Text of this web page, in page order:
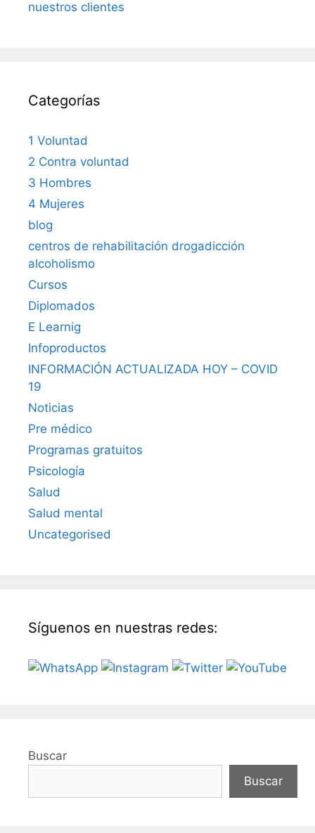
nuestros clientes
Categorías
1 Voluntad
2 Contra voluntad
3 Hombres
4 Mujeres
blog
centros de rehabilitación drogadicción
alcoholismo
Cursos
Diplomados
E Learnig
Infoproductos
INFORMACIÓN ACTUALIZADA HOY – COVID
19
Noticias
Pre médico
Programas gratuitos
Psicología
Salud
Salud mental
Uncategorised
Síguenos en nuestras redes:
Buscar
Buscar